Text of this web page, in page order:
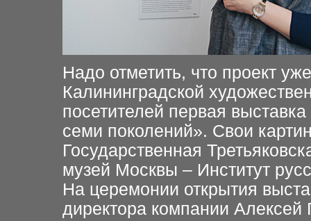
Надо отметить, что проект
Калининградской
посетителей первая
семи поколений». Свои
Государственная
музей Москвы – Институт
На церемонии открытия
директора компании Алексей